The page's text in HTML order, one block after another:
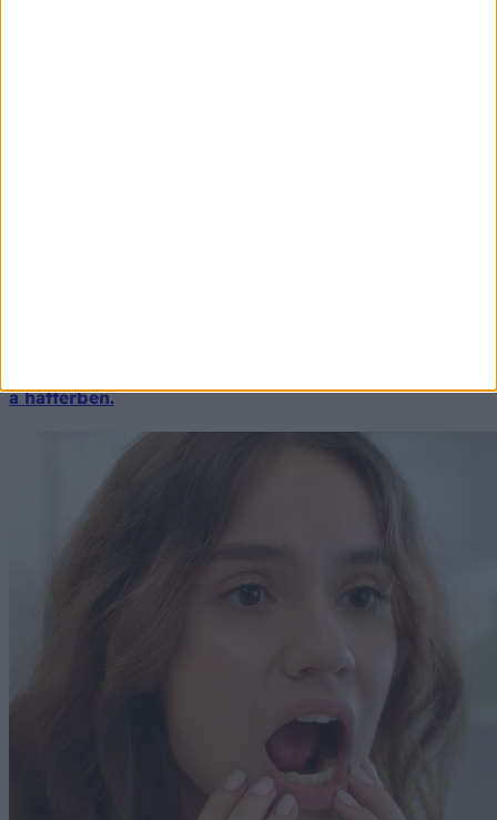
a háttérben.